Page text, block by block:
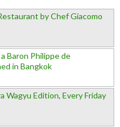
by Chef Giacomo
Baron Philippe de
in Bangkok
Wagyu Edition, Every Friday